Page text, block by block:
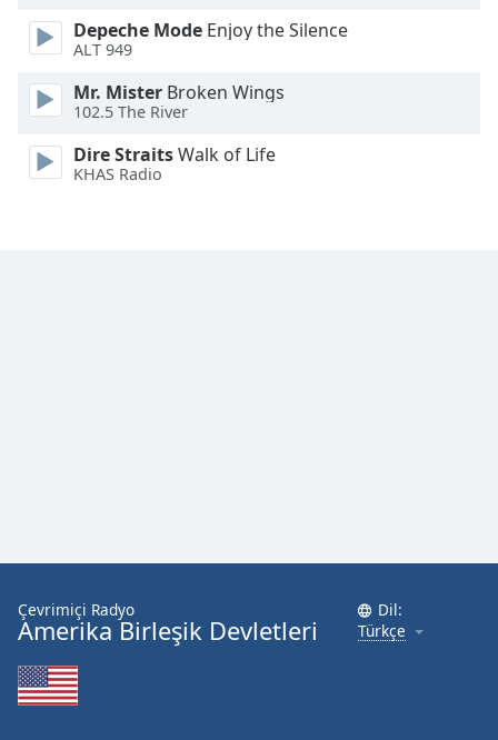
Edge
Style
Font
Depeche Mode Enjoy the Silence
ALT 949
Mr. Mister Broken Wings
102.5 The River
Dire StraitsWalk of Life
KHAS Radio
Çevrimiçi Radyo
Amerika Birleşik Devletleri
Dil:
Türkçe